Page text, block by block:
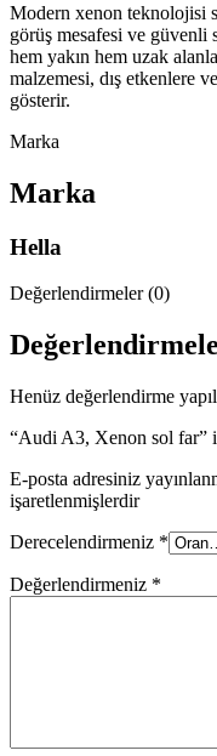
Modern xenon teknolojisi
görüş mesafesi ve güvenli
hem yakın hem uzak
malzemesi, dış etkenlere
gösterir.
Marka
Marka
Hella
Değerlendirmeler (0)
Henüz değerlendirme
“Audi A3, Xenon sol far”
E-posta adresiniz
işaretlenmişlerdir
Derecelendirmeniz *
Değerlendirmeniz *